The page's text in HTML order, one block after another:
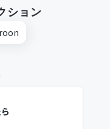
ション